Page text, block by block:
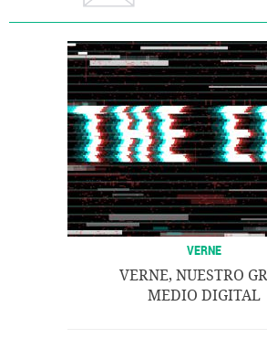
VERNE
VERNE, NUESTRO
MEDIO DIGITAL